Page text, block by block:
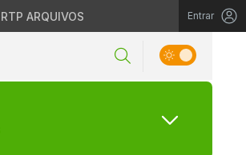
RTP ARQUIVOS Entrar